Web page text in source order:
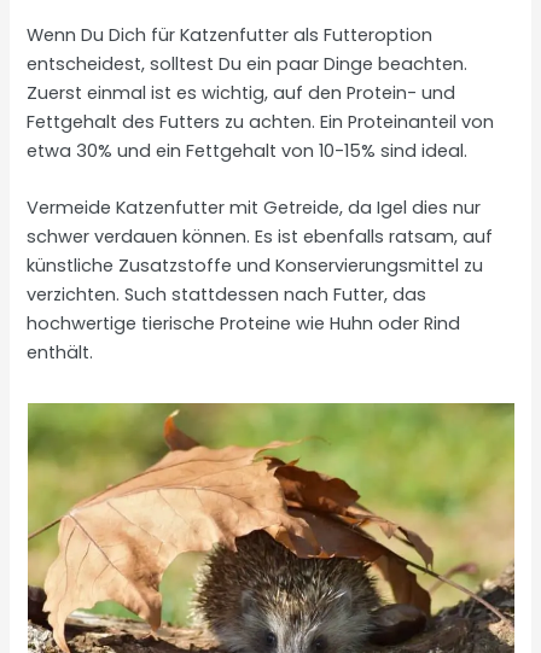
Wenn Du Dich für Katzenfutter als Futteroption
entscheidest, solltest Du ein paar Dinge beachten.
Zuerst einmal ist es wichtig, auf den Protein- und
Fettgehalt des Futters zu achten. Ein Proteinanteil von
etwa 30% und ein Fettgehalt von 10-15% sind ideal.
Vermeide Katzenfutter mit Getreide, da Igel dies nur
schwer verdauen können. Es ist ebenfalls ratsam, auf
künstliche Zusatzstoffe und Konservierungsmittel zu
verzichten. Such stattdessen nach Futter, das
hochwertige tierische Proteine wie Huhn oder Rind
enthält.